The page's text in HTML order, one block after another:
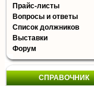
Прайс-листы
Вопросы и ответы
Список должников
Выставки
Форум
СПРАВОЧНИК